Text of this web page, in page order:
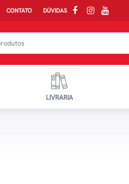
CONTATO DÚVIDAS
LIVRARIA